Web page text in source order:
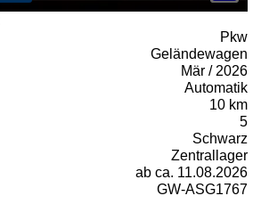
Pkw
Geländewagen
Mär / 2026
Automatik
10 km
5
Schwarz
Zentrallager
ab ca. 11.08.2026
GW-ASG1767